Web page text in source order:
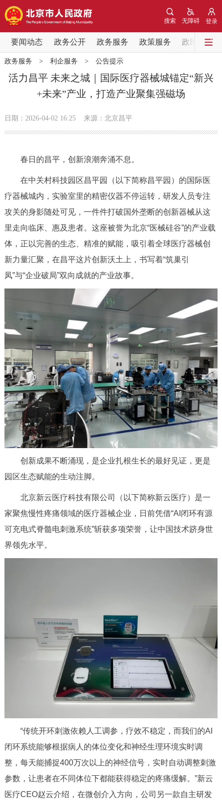
登录
无障碍
搜索
要闻动态 政务公开 政务服务 政策服务 政民互动
要闻动态
党中央精神 国务院信息
北京要闻 会议信息 部门动态
市领导 机构职能 政策服务
决策公开
政务服务
便民服务 投资项目
中介服务 阳光政务
政民互动
12345网上接诉即办 我要咨询 我要建议
参与调查 在线访谈 图说互动
走进北京
北京概况
绿色北京 图说北京 视频北京
多语种
ITALIANO
政务服务 > 利企服务 > 公告提示
活力昌平 未来之城｜国际医疗器械城锚定“新兴
+未来”产业，打造产业聚集强磁场
日期：2026-04-02 16:25 来源：北京昌平
春日的昌平，创新浪潮奔涌不息。
在中关村科技园区昌平园（以下简称昌平园）的国际医
疗器械城内，实验室里的精密仪器不停运转，研发人员专注
攻关的身影随处可见，一件件打破国外垄断的创新器械从这
里走向临床、惠及患者。这座被誉为北京“医械硅谷”的产业载
体，正以完善的生态、精准的赋能，吸引着全球医疗器械创
新力量汇聚，在昌平这片创新沃土上，书写着“筑巢引
凤”与“企业破局”双向成就的产业故事。
创新成果不断涌现，是企业扎根生长的最好见证，更是
园区生态赋能的生动注脚。
北京新云医疗科技有限公司（以下简称新云医疗）是一
家聚焦慢性疼痛领域的医疗器械企业，日前凭借“AI闭环有源
可充电式脊髓电刺激系统”斩获多项荣誉，让中国技术跻身世
界领先水平。
“传统开环刺激依赖人工调参，疗效不稳定，而我们的AI
闭环系统能够根据病人的体位变化和神经生理环境实时调
整，每天能捕捉400万次以上的神经信号，实时自动调整刺激
参数，让患者在不同体位下都能获得稳定的疼痛缓解。”新云
医疗CEO赵云介绍，在微创介入方向，公司另一款自主研发